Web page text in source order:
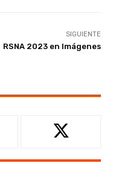
SIGUIENTE
RSNA 2023 en Imágenes